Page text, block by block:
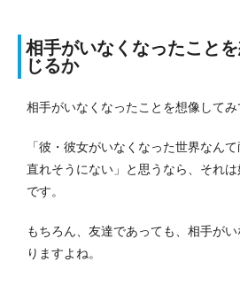
相手がいなくなったこと
じるか
相手がいなくなったことを想像してみ
「彼・彼女がいなくなった世界なん
直れそうにない」と思うなら、それ
です。
もちろん、友達であっても、相手が
りますよね。